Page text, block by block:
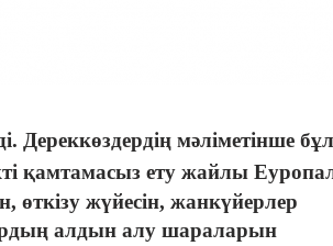
Дереккөздердің мәліметінше бұл
қамтамасыз ету жайлы
өткізу жүйесін, жанкүйерлер
алдын алу шараларын